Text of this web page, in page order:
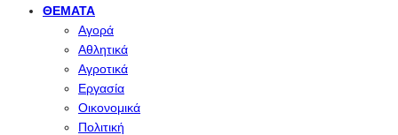
ΘΈΜΑΤΑ
Αγορά
Αθλητικά
Αγροτικά
Εργασία
Οικονομικά
Πολιτική